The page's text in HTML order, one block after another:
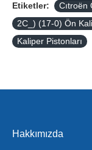
Etiketler:
Cıtroën
2C_) (17-0) Ön
Kaliper Pistonları
Hakkımızda